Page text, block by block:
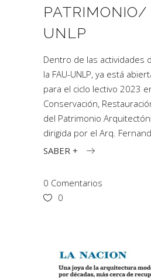
PATRIMONIO/
UNLP
Dentro de las actividades
la FAU-UNLP, ya está
para el ciclo lectivo 2023
Conservación,
del Patrimonio
dirigida por el Arq.
SABER +
0 Comentarios
0